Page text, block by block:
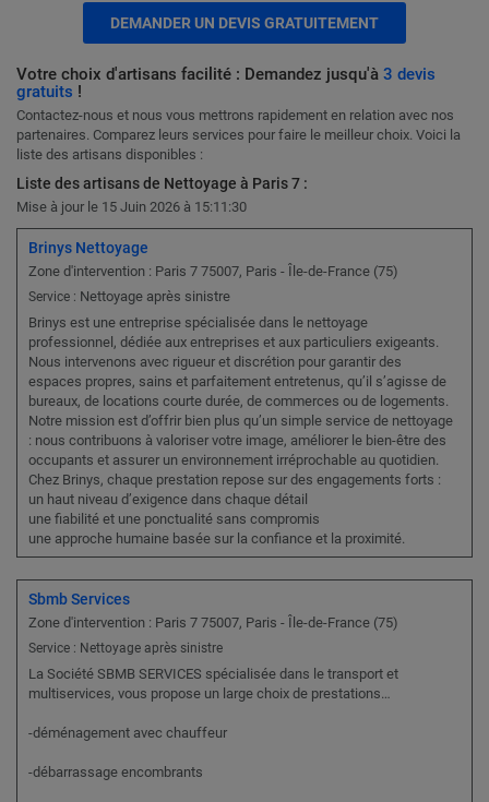
DEMANDER UN DEVIS GRATUITEMENT
Votre choix d'artisans facilité : Demandez jusqu'à 3 devis
gratuits !
Contactez-nous et nous vous mettrons rapidement en relation avec nos
partenaires. Comparez leurs services pour faire le meilleur choix. Voici la
liste des artisans disponibles :
Liste des artisans de Nettoyage à Paris 7 :
Mise à jour le 15 Juin 2026 à 15:11:30
Brinys Nettoyage
Zone d'intervention : Paris 7 75007, Paris - Île-de-France (75)
Service : Nettoyage après sinistre
Brinys est une entreprise spécialisée dans le nettoyage
professionnel, dédiée aux entreprises et aux particuliers exigeants.
Nous intervenons avec rigueur et discrétion pour garantir des
espaces propres, sains et parfaitement entretenus, qu’il s’agisse de
bureaux, de locations courte durée, de commerces ou de logements.
Notre mission est d’offrir bien plus qu’un simple service de nettoyage
: nous contribuons à valoriser votre image, améliorer le bien-être des
occupants et assurer un environnement irréprochable au quotidien.
Chez Brinys, chaque prestation repose sur des engagements forts :
un haut niveau d’exigence dans chaque détail
une fiabilité et une ponctualité sans compromis
une approche humaine basée sur la confiance et la proximité.
Sbmb Services
Zone d'intervention : Paris 7 75007, Paris - Île-de-France (75)
Service : Nettoyage après sinistre
La Société SBMB SERVICES spécialisée dans le transport et
multiservices, vous propose un large choix de prestations…
-déménagement avec chauffeur
-débarrassage encombrants